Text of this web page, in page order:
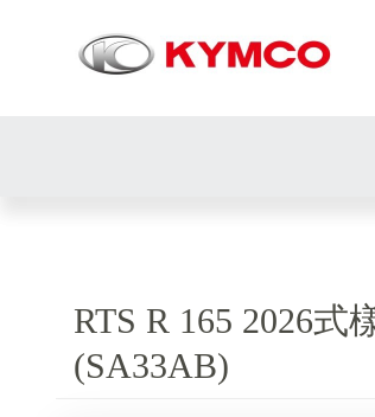
RTS R 165 2026式
(SA33AB)